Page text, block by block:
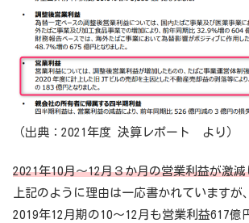
（出典：2021年度 決算レポート より）
2021年10月～12月３か月の営業利益が激
上記のように理由は一応書かれていますが
2019年12月期の10～12月も営業利益617億